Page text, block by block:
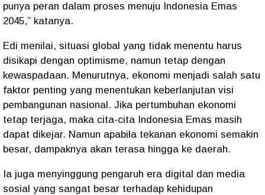
punya peran dalam proses menuju Indonesia Emas
2045,” katanya.
Edi menilai, situasi global yang tidak menentu harus
disikapi dengan optimisme, namun tetap dengan
kewaspadaan. Menurutnya, ekonomi menjadi salah satu
faktor penting yang menentukan keberlanjutan visi
pembangunan nasional. Jika pertumbuhan ekonomi
tetap terjaga, maka cita-cita Indonesia Emas masih
dapat dikejar. Namun apabila tekanan ekonomi semakin
besar, dampaknya akan terasa hingga ke daerah.
Ia juga menyinggung pengaruh era digital dan media
sosial yang sangat besar terhadap kehidupan